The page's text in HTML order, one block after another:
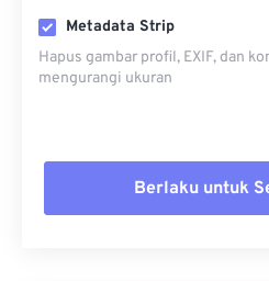
Metadata Strip
Hapus gambar profil, EXIF, dan
mengurangi ukuran
Berlaku untuk